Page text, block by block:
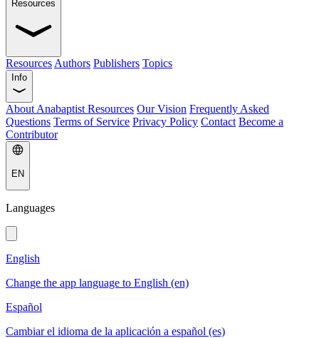
Resources
Resources Authors Publishers Topics
Info
About Anabaptist Resources Our Vision Frequently Asked
Questions Terms of Service Privacy Policy Contact Become a
Contributor
EN
Languages
English
Change the app language to English (en)
Español
Cambiar el idioma de la aplicación a español (es)